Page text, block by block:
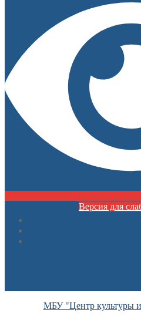
Версия для
МБУ "Центр культуры и